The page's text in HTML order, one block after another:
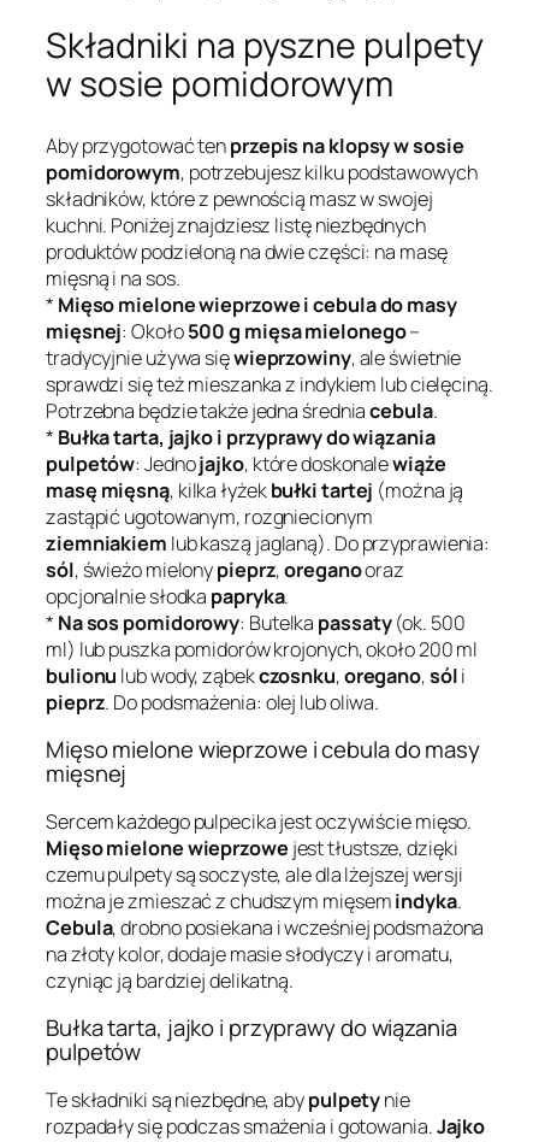
Składniki na pyszne pulpety
w sosie pomidorowym
Aby przygotować tenprzepis na klopsy w sosie
pomidorowym, potrzebujesz kilku podstawowych
składników, które z pewnością masz w swojej
kuchni. Poniżej znajdziesz listę niezbędnych
produktów podzieloną na dwie części: na masę
mięsną i na sos.
* Mięso mielone wieprzowe i cebula do masy
mięsnej: Około500 g mięsa mielonego–
tradycyjnie używa sięwieprzowiny, ale świetnie
sprawdzi się też mieszanka z indykiem lub cielęciną.
Potrzebna będzie także jedna średniacebula.
* Bułka tarta, jajko i przyprawy do wiązania
pulpetów: Jednojajko, które doskonalewiąże
masę mięsną, kilka łyżekbułki tartej (można ją
zastąpić ugotowanym, rozgniecionym
ziemniakiem lub kaszą jaglaną). Do przyprawienia:
sól, świeżo mielonypieprz,oreganooraz
opcjonalnie słodka papryka.
* Na sos pomidorowy: Butelka passaty(ok. 500
ml) lub puszka pomidorów krojonych, około 200 ml
bulionu lub wody, ząbekczosnku,oregano,sóli
pieprz. Do podsmażenia: olej lub oliwa.
Mięso mielone wieprzowe i cebula do masy
mięsnej
Sercem każdego pulpecika jest oczywiście mięso.
Mięso mielone wieprzowe jest tłustsze, dzięki
czemu pulpety są soczyste, ale dla lżejszej wersji
można je zmieszać z chudszym mięsemindyka.
Cebula, drobno posiekana i wcześniej podsmażona
na złoty kolor, dodaje masie słodyczy i aromatu,
czyniąc ją bardziej delikatną.
Bułka tarta, jajko i przyprawy do wiązania
pulpetów
Te składniki są niezbędne, abypulpetynie
rozpadały się podczas smażenia i gotowania.Jajko